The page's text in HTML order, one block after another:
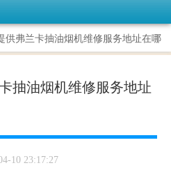
供弗兰卡抽油烟机维修服务地址在哪
抽油烟机维修服务地址
10 23:17:27